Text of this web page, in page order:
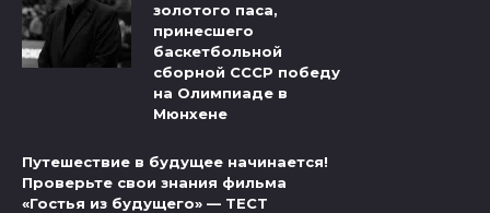
золотого паса,
принесшего
баскетбольной
сборной СССР победу
на Олимпиаде в
Мюнхене
Путешествие в будущее начинается!
Проверьте свои знания фильма
«Гостья из будущего» — ТЕСТ